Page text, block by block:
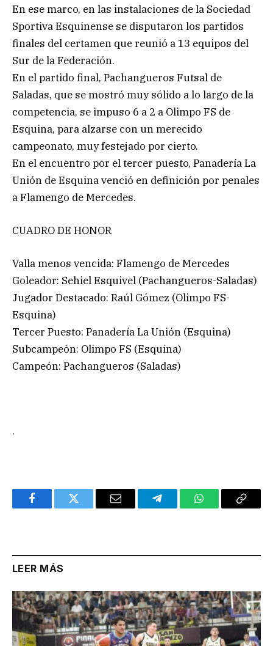
En ese marco, en las instalaciones de la Sociedad
Sportiva Esquinense se disputaron los partidos
finales del certamen que reunió a 13 equipos del
Sur de la Federación.
En el partido final, Pachangueros Futsal de
Saladas, que se mostró muy sólido a lo largo de la
competencia, se impuso 6 a 2 a Olimpo FS de
Esquina, para alzarse con un merecido
campeonato, muy festejado por cierto.
En el encuentro por el tercer puesto, Panadería La
Unión de Esquina venció en definición por penales
a Flamengo de Mercedes.
CUADRO DE HONOR
Valla menos vencida: Flamengo de Mercedes
Goleador: Sehiel Esquivel (Pachangueros-Saladas)
Jugador Destacado: Raúl Gómez (Olimpo FS-
Esquina)
Tercer Puesto: Panadería La Unión (Esquina)
Subcampeón: Olimpo FS (Esquina)
Campeón: Pachangueros (Saladas)
.
FacebookTwitter Email TelegramWhatsAppCopy
LEER MÁS